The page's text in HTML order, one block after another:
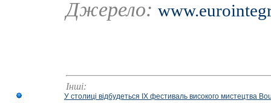
Джерело:
Інші:
У столиці відбудеться IX фестиваль високого мистецтва